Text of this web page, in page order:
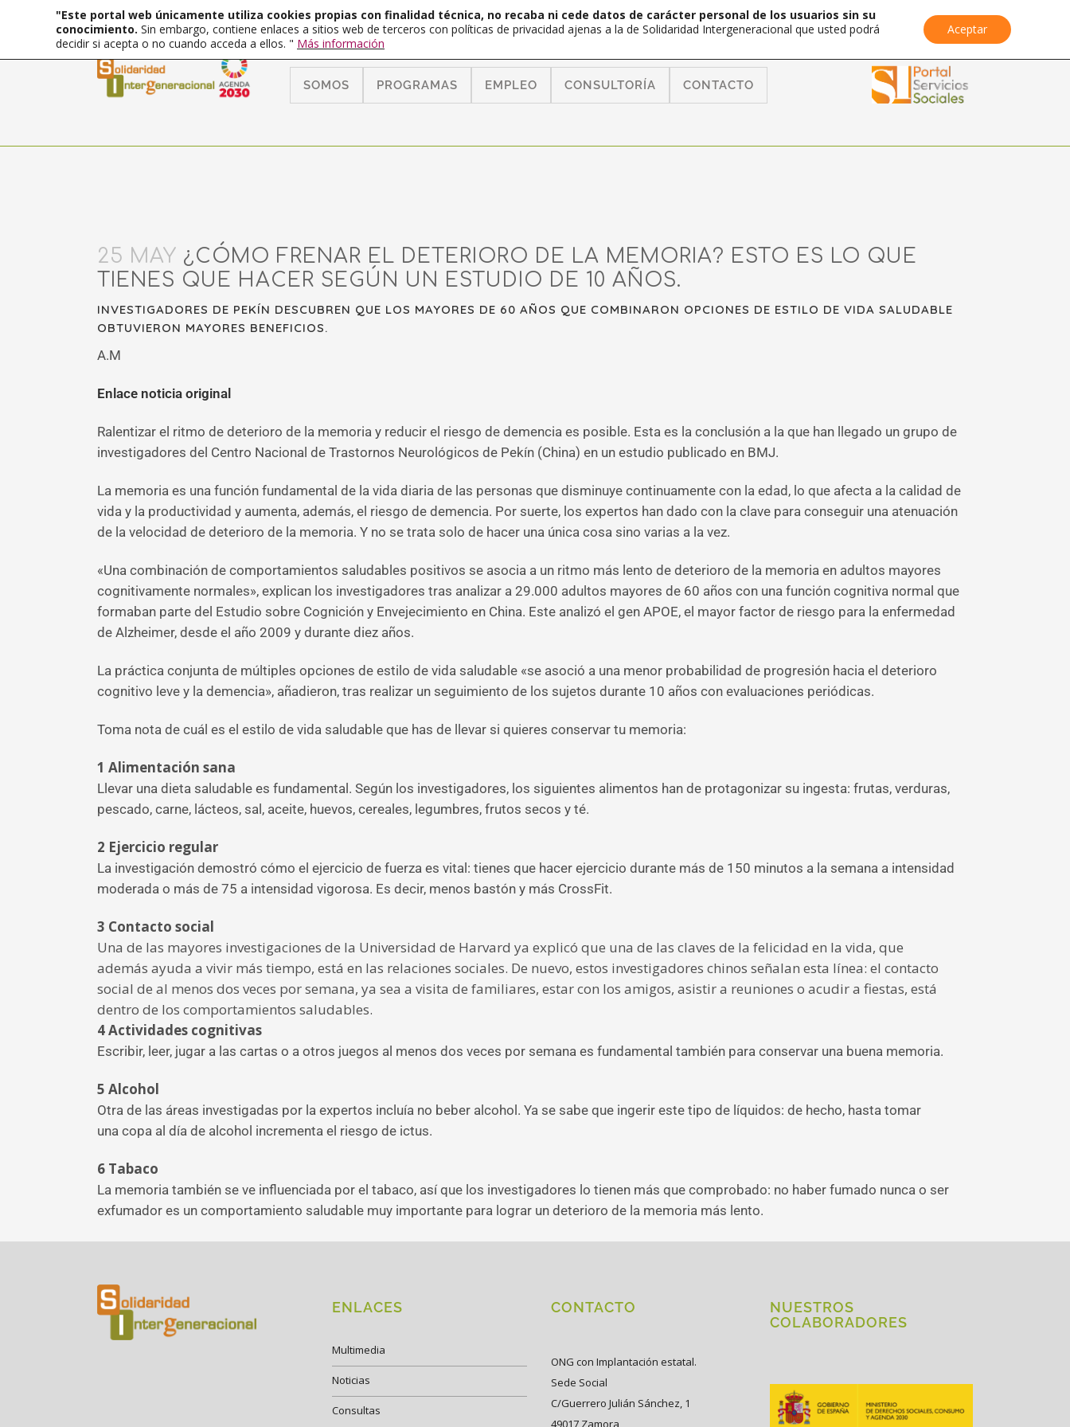
SOMOS PROGRAMAS EMPLEO CONSULTORÍA CONTACTO
25 MAY ¿CÓMO FRENAR EL DETERIORO DE LA MEMORIA? ESTO ES LO QUE
TIENES QUE HACER SEGÚN UN ESTUDIO DE 10 AÑOS.
INVESTIGADORES DE PEKÍN DESCUBREN QUE LOS MAYORES DE 60 AÑOS QUE COMBINARON OPCIONES DE ESTILO DE VIDA SALUDABLE
OBTUVIERON MAYORES BENEFICIOS.
A.M
Enlace noticia original
Ralentizar el ritmo de deterioro de la memoria y reducir el riesgo de demencia es posible. Esta es la conclusión a la que han llegado un grupo de
investigadores del Centro Nacional de Trastornos Neurológicos de Pekín (China) en un estudio publicado en BMJ.
La memoria es una función fundamental de la vida diaria de las personas que disminuye continuamente con la edad, lo que afecta a la calidad de
vida y la productividad y aumenta, además, el riesgo de demencia. Por suerte, los expertos han dado con la clave para conseguir una atenuación
de la velocidad de deterioro de la memoria. Y no se trata solo de hacer una única cosa sino varias a la vez.
«Una combinación de comportamientos saludables positivos se asocia a un ritmo más lento de deterioro de la memoria en adultos mayores
cognitivamente normales», explican los investigadores tras analizar a 29.000 adultos mayores de 60 años con una función cognitiva normal que
formaban parte del Estudio sobre Cognición y Envejecimiento en China. Este analizó el gen APOE, el mayor factor de riesgo para la enfermedad
de Alzheimer, desde el año 2009 y durante diez años.
La práctica conjunta de múltiples opciones de estilo de vida saludable «se asoció a una menor probabilidad de progresión hacia el deterioro
cognitivo leve y la demencia», añadieron, tras realizar un seguimiento de los sujetos durante 10 años con evaluaciones periódicas.
Toma nota de cuál es el estilo de vida saludable que has de llevar si quieres conservar tu memoria:
1 Alimentación sana
Llevar una dieta saludable es fundamental. Según los investigadores, los siguientes alimentos han de protagonizar su ingesta: frutas, verduras,
pescado, carne, lácteos, sal, aceite, huevos, cereales, legumbres, frutos secos y té.
2 Ejercicio regular
La investigación demostró cómo el ejercicio de fuerza es vital: tienes que hacer ejercicio durante más de 150 minutos a la semana a intensidad
moderada o más de 75 a intensidad vigorosa. Es decir, menos bastón y más CrossFit.
3 Contacto social
Una de las mayores investigaciones de la Universidad de Harvard ya explicó que una de las claves de la felicidad en la vida, que
además ayuda a vivir más tiempo, está en las relaciones sociales. De nuevo, estos investigadores chinos señalan esta línea: el contacto
social de al menos dos veces por semana, ya sea a visita de familiares, estar con los amigos, asistir a reuniones o acudir a fiestas, está
dentro de los comportamientos saludables.
4Actividades cognitivas
Escribir, leer, jugar a las cartas o a otros juegos al menos dos veces por semana es fundamental también para conservar una buena memoria.
5 Alcohol
Otra de las áreas investigadas por la expertos incluía no beber alcohol. Ya se sabe que ingerir este tipo de líquidos: de hecho, hasta tomar
una copa al día de alcohol incrementa el riesgo de ictus.
6 Tabaco
La memoria también se ve influenciada por el tabaco, así que los investigadores lo tienen más que comprobado: no haber fumado nunca o ser
exfumador es un comportamiento saludable muy importante para lograr un deterioro de la memoria más lento.
ENLACES
Multimedia
Noticias
Consultas
CONTACTO
ONG con Implantación estatal.
Sede Social
C/Guerrero Julián Sánchez, 1
49017 Zamora
NUESTROS
COLABORADORES
"Este portal web únicamente utiliza cookies propias con finalidad técnica, no recaba ni cede datos de carácter personal de los usuarios sin su
conocimiento. Sin embargo, contiene enlaces a sitios web de terceros con políticas de privacidad ajenas a la de Solidaridad Intergeneracional que usted podrá
decidir si acepta o no cuando acceda a ellos. " Más información
Aceptar